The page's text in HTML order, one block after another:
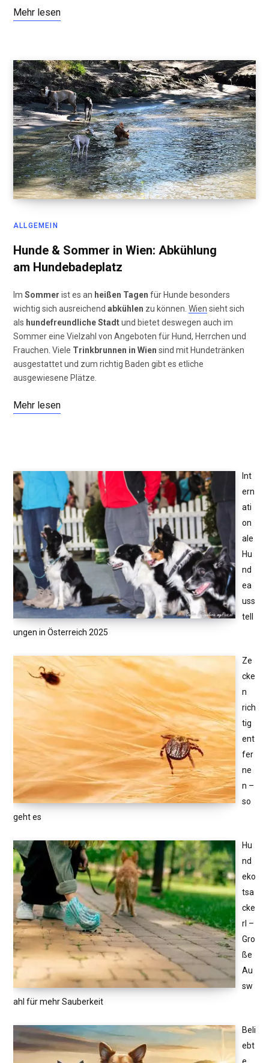
Mehr lesen
ALLGEMEIN
Hunde & Sommer in Wien: Abkühlung
am Hundebadeplatz
Im Sommer ist es an heißen Tagen für Hunde besonders
wichtig sich ausreichend abkühlen zu können. Wien sieht sich
als hundefreundliche Stadtund bietet deswegen auch im
Sommer eine Vielzahl von Angeboten für Hund, Herrchen und
Frauchen. Viele Trinkbrunnen in Wien sind mit Hundetränken
ausgestattet und zum richtig Baden gibt es etliche
ausgewiesene Plätze.
Mehr lesen
Int
ern
ati
on
ale
Hu
nd
ea
uss
tell
ungen in Österreich 2025
Ze
cke
n
rich
tig
ent
fer
ne
n –
so
geht es
Hu
nd
eko
tsa
cke
rl –
Gro
ße
Au
sw
ahl für mehr Sauberkeit
Beli
ebt